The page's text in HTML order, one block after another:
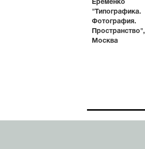
Ерёменко
"Типографика.
Фотография.
Пространство",
Москва